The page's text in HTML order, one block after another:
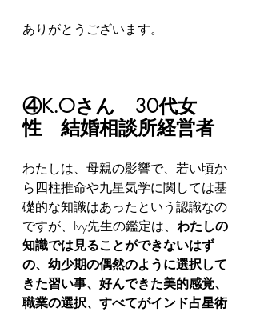
ありがとうございます。
④K.Oさん　30代女
性　結婚相談所経営者
わたしは、母親の影響で、若い頃か
ら四柱推命や九星気学に関しては基
礎的な知識はあったという認識なの
ですが、Ivy先生の鑑定は、 わたしの
知識では見ることができないはず
の、幼少期の偶然のように選択して
きた習い事、好んできた美的感覚、
職業の選択、すべてがインド占星術